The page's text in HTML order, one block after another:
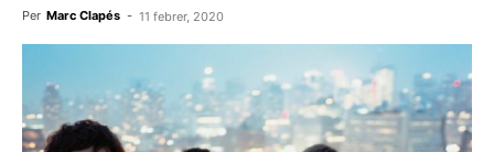
Per Marc Clapés - 11 febrer, 2020